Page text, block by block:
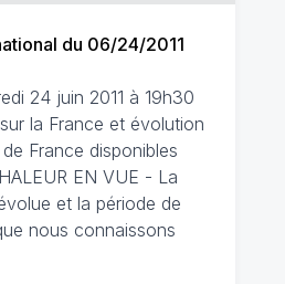
du 06/24/2011
24 juin 2011 à 19h30
la France et évolution
France disponibles
EN VUE - La
et la période de
nous connaissons